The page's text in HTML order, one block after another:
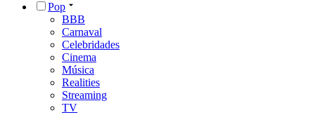
Pop
BBB
Carnaval
Celebridades
Cinema
Música
Realities
Streaming
TV